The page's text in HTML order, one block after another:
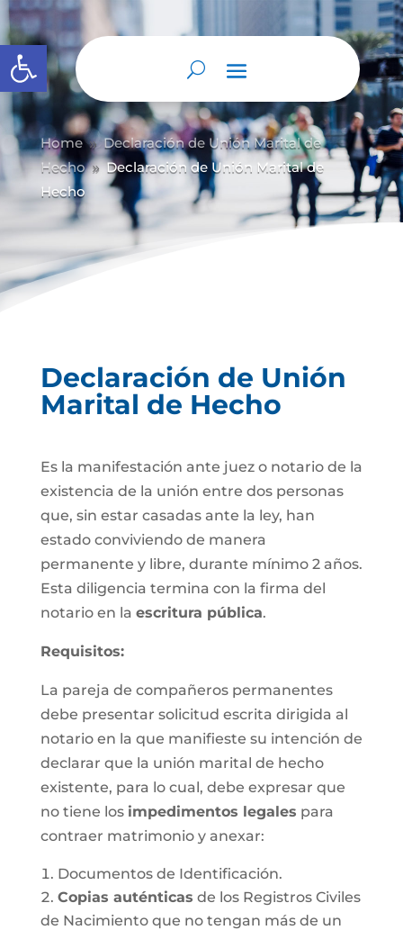
Abrir barra de herramientas
Home 9 Declaración de Unión Marital de
Hecho 9 Declaración de Unión Marital de
Hecho
Declaración de Unión
Marital de Hecho
Es la manifestación ante juez o notario de la
existencia de la unión entre dos personas
que, sin estar casadas ante la ley, han
estado conviviendo de manera
permanente y libre, durante mínimo 2 años.
Esta diligencia termina con la firma del
notario en la escritura pública.
Requisitos:
La pareja de compañeros permanentes
debe presentar solicitud escrita dirigida al
notario en la que manifieste su intención de
declarar que la unión marital de hecho
existente, para lo cual, debe expresar que
no tiene los impedimentos legales para
contraer matrimonio y anexar:
Documentos de Identificación.
Copias auténticas de los Registros Civiles
de Nacimiento que no tengan más de un